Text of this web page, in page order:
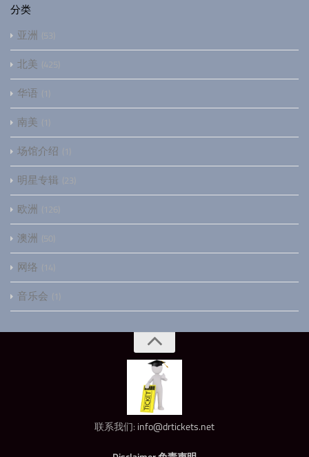
分类
亚洲 53
北美 425
华语 1
南美 1
场馆介绍 1
明星专辑 23
欧洲 126
澳洲 50
网络 14
音乐会 1
联系我们: info@drtickets.net